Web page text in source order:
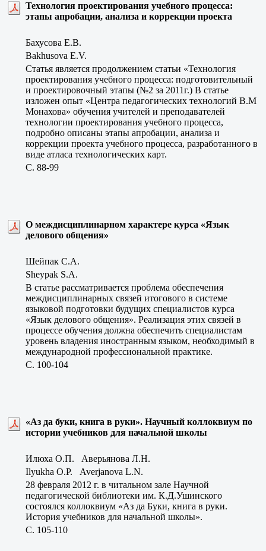
Технология проектирования учебного процесса:
этапы апробации, анализа и коррекции проекта
Бахусова Е.В.
Bakhusova E.V.
Статья является продолжением статьи «Технология
проектирования учебного процесса: подготовительный
и проектировочный этапы (№2 за 2011г.) В статье
изложен опыт «Центра педагогических технологий В.М
Монахова» обучения учителей и преподавателей
технологии проектирования учебного процесса,
подробно описаны этапы апробации, анализа и
коррекции проекта учебного процесса, разработанного в
виде атласа технологических карт.
C. 88-99
О междисциплинарном характере курса «Язык
делового общения»
Шейпак С.А.
Sheypak S.A.
В статье рассматривается проблема обеспечения
междисциплинарных связей итогового в системе
языковой подготовки будущих специалистов курса
«Язык делового общения». Реализация этих связей в
процессе обучения должна обеспечить специалистам
уровень владения иностранным языком, необходимый в
международной профессиональной практике.
C. 100-104
«Аз да буки, книга в руки». Научный коллоквиум по
истории учебников для начальной школы
Илюха О.П. Аверьянова Л.Н.
Ilyukha O.P. Averjanova L.N.
28 февраля 2012 г. в читальном зале Научной
педагогической библиотеки им. К.Д.Ушинского
состоялся коллоквиум «Аз да Буки, книга в руки.
История учебников для начальной школы».
C. 105-110